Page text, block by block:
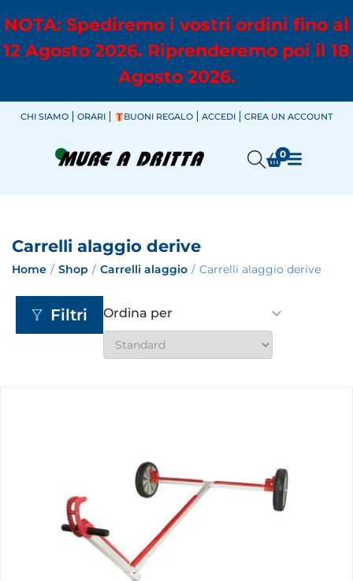
NOTA: Spediremo i vostri ordini fino al
12 Agosto 2026. Riprenderemo poi il 18
Agosto 2026.
CHI SIAMO ORARI BUONI REGALO ACCEDI CREA UN ACCOUNT
0
Carrelli alaggio derive
Home / Shop / Carrelli alaggio / Carrelli alaggio derive
Filtri Ordina per